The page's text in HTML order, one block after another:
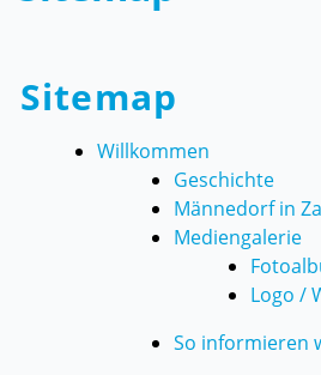
Sitemap
Willkommen
Geschichte
Männedorf in
Mediengalerie
Logo /
So informieren